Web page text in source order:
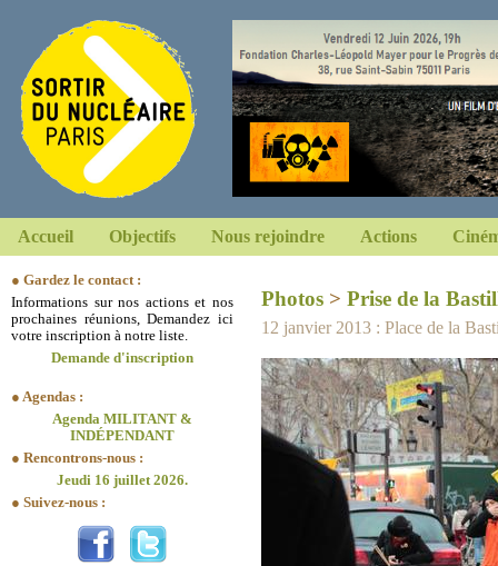
Accueil Objectifs Nous rejoindre Actions
● Gardez le contact :
Informations sur nos actions et nos
prochaines réunions, Demandez ici
votre inscription à notre liste.
Demande d'inscription
● Agendas :
Agenda MILITANT &
INDÉPENDANT
● Rencontrons-nous :
Jeudi 16 juillet 2026.
● Suivez-nous :
Photos > Prise de la
12 janvier 2013 : Place de la